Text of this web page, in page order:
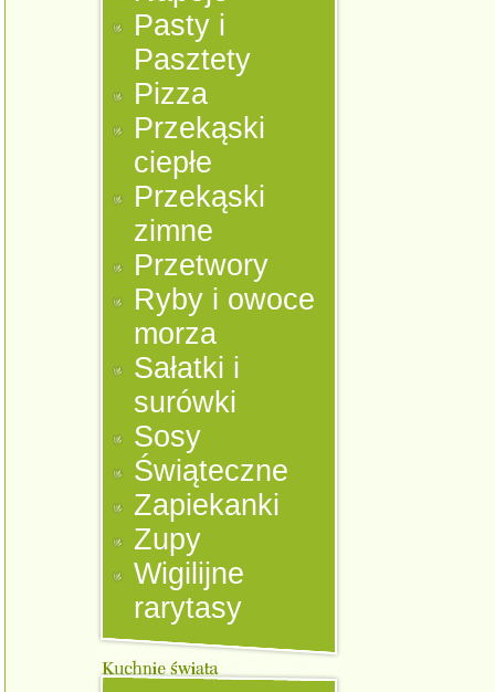
Pasty i
Pasztety
Pizza
Przekąski
ciepłe
Przekąski
zimne
Przetwory
Ryby i owoce
morza
Sałatki i
surówki
Sosy
Świąteczne
Zapiekanki
Zupy
Wigilijne
rarytasy